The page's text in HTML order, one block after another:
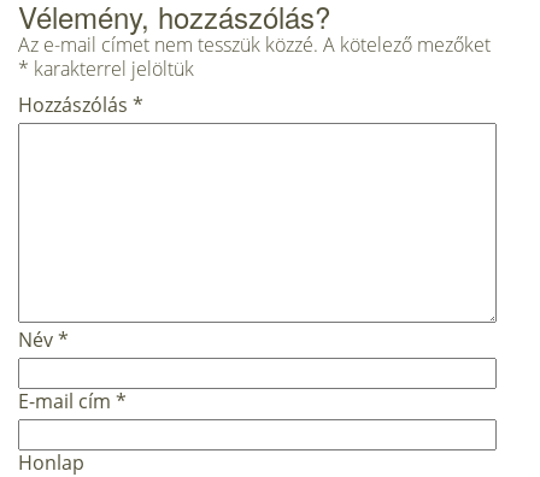
Vélemény, hozzászólás?
Az e-mail címet nem tesszük közzé. A kötelező mezőket
* karakterrel jelöltük
Hozzászólás *
Név*
E-mail cím *
Honlap